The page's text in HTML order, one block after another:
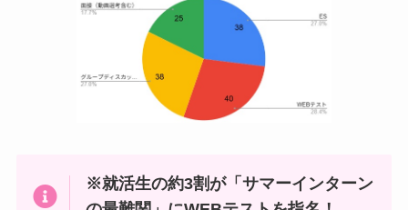
※就活生の約3割が「サマーインターン